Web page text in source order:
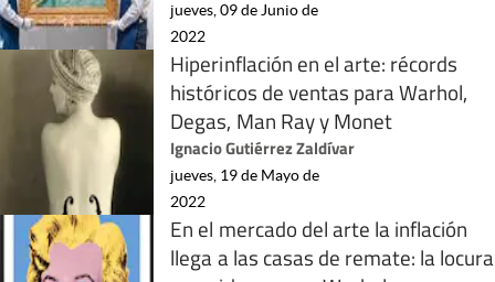
jueves, 09 de Junio de
2022
Hiperinflación en el arte: récords
históricos de ventas para Warhol,
Degas, Man Ray y Monet
Ignacio Gutiérrez Zaldívar
jueves, 19 de Mayo de
2022
En el mercado del arte la inflación
llega a las casas de remate: la locura